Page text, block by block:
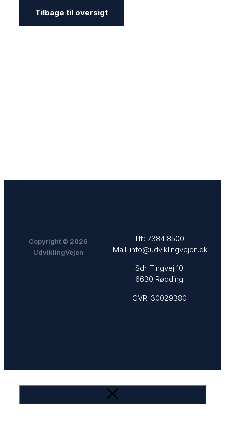
Tilbage til oversigt
Copyright © 2026
UdviklingVejen
Tlf.: 7384 8500
Mail: info@udviklingvejen.dk
Sdr. Tingvej 10
6630 Rødding
CVR: 30029380